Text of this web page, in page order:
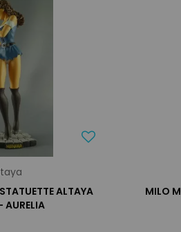
ALTAYA
AURELIA
MILO